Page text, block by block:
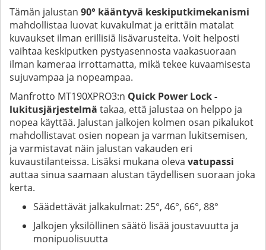
Tämän jalustan 90° kääntyvä keskiputkimekanismi
mahdollistaa luovat kuvakulmat ja erittäin matalat
kuvaukset ilman erillisiä lisävarusteita. Voit helposti
vaihtaa keskiputken pystyasennosta vaakasuoraan
ilman kameraa irrottamatta, mikä tekee kuvaamisesta
sujuvampaa ja nopeampaa.
Manfrotto MT190XPRO3:n Quick Power Lock -
lukitusjärjestelmä takaa, että jalustaa on helppo ja
nopea käyttää. Jalustan jalkojen kolmen osan pikalukot
mahdollistavat osien nopean ja varman lukitsemisen,
ja varmistavat näin jalustan vakauden eri
kuvaustilanteissa. Lisäksi mukana oleva vatupassi
auttaa sinua saamaan alustan täydellisen suoraan joka
kerta.
Säädettävät jalkakulmat: 25°, 46°, 66°, 88°
Jalkojen yksilöllinen säätö lisää joustavuutta ja
monipuolisuutta